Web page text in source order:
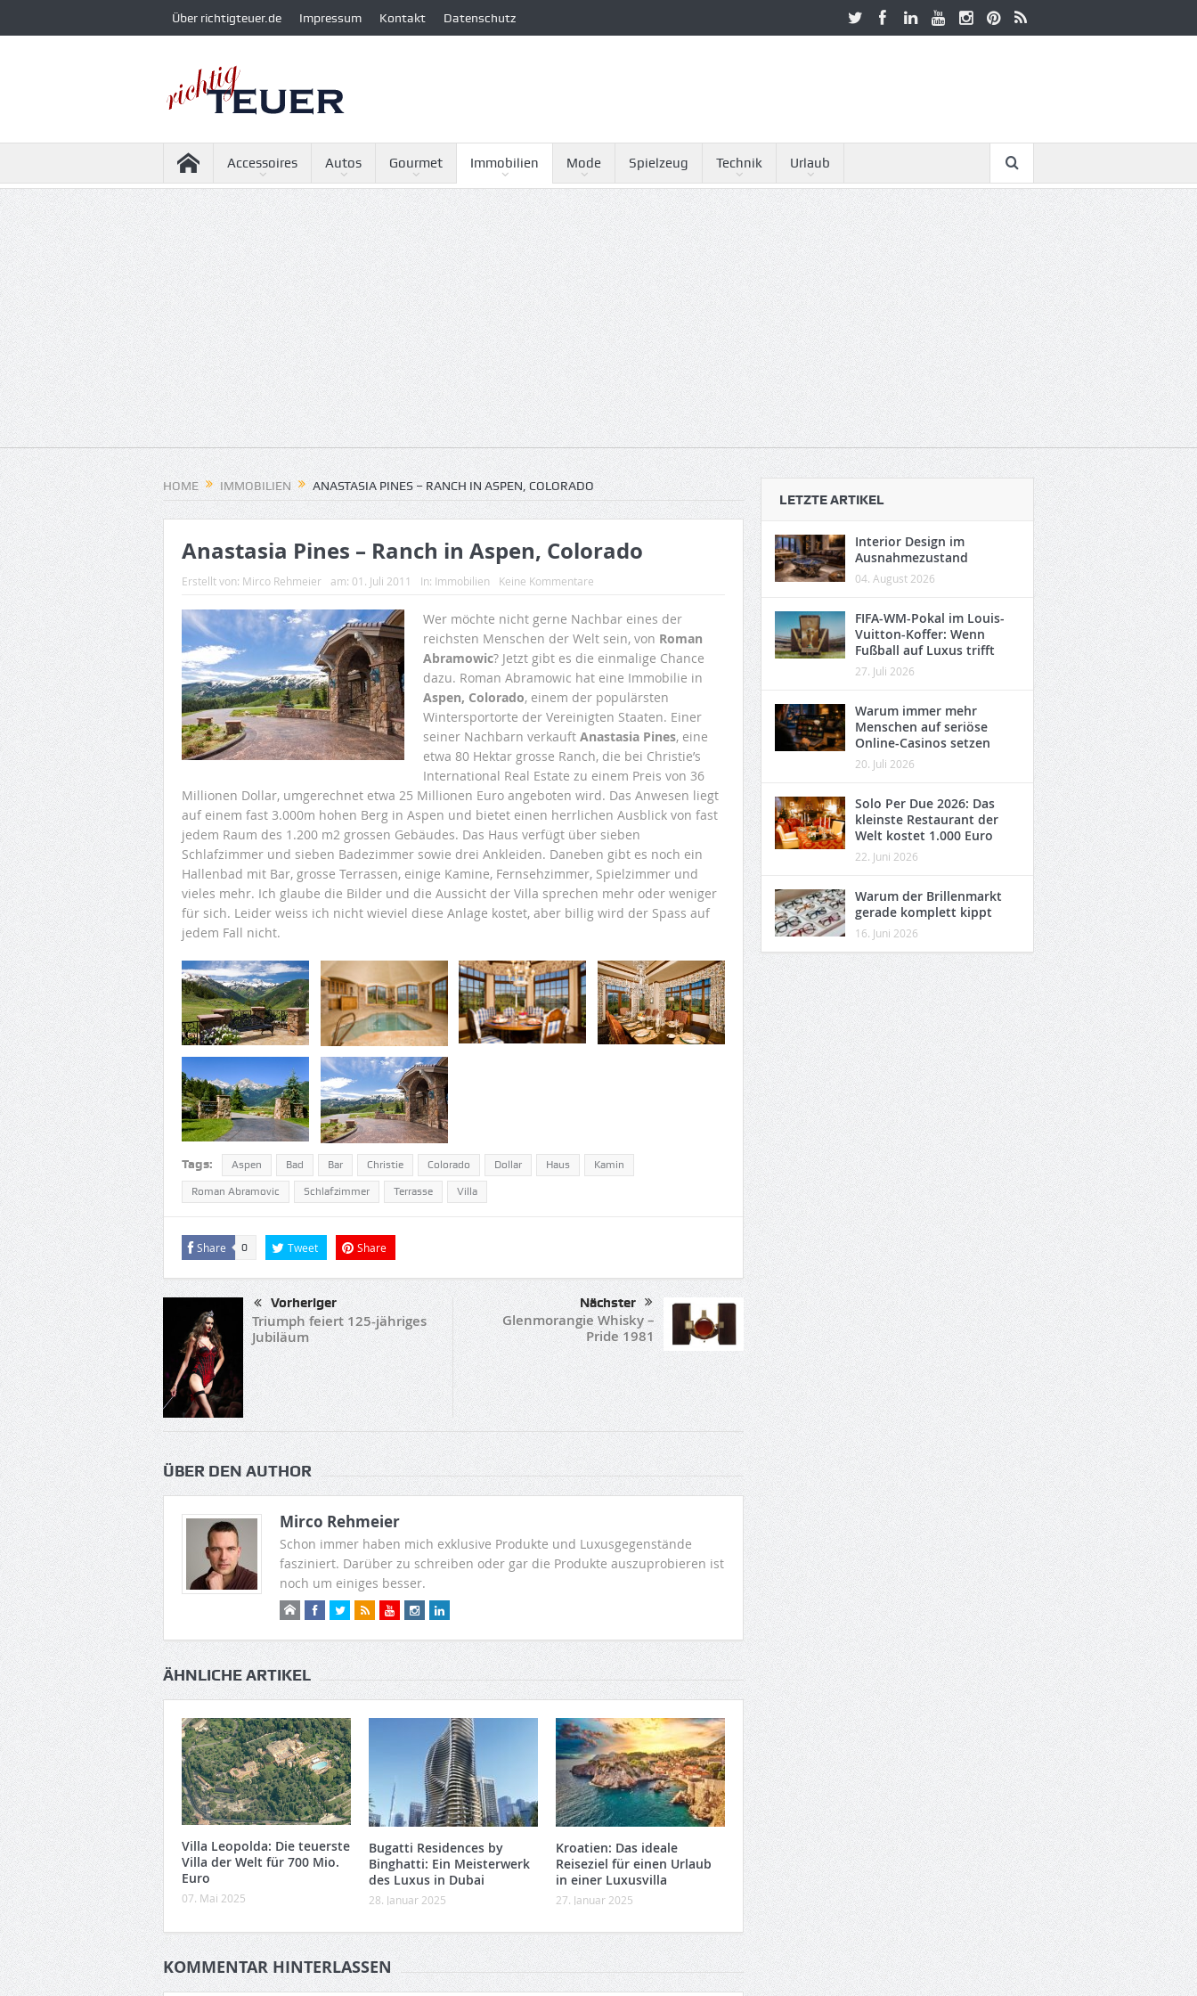
Über richtigteuer.de Impressum Kontakt Datenschutz
Accessoires Autos Gourmet Immobilien Mode Spielzeug Technik Urlaub
HOME IMMOBILIEN ANASTASIA PINES – RANCH IN ASPEN, COLORADO
Anastasia Pines – Ranch in Aspen, Colorado
Erstellt von: Mirco Rehmeier am: 01. Juli 2011 In: Immobilien Keine Kommentare
Wer möchte nicht gerne Nachbar eines der
reichsten Menschen der Welt sein, von Roman
Abramowic? Jetzt gibt es die einmalige Chance
dazu. Roman Abramowic hat eine Immobilie in
Aspen, Colorado, einem der populärsten
Wintersportorte der Vereinigten Staaten. Einer
seiner Nachbarn verkauft Anastasia Pines, eine
etwa 80 Hektar grosse Ranch, die bei Christie’s
International Real Estate zu einem Preis von 36
Millionen Dollar, umgerechnet etwa 25 Millionen Euro angeboten wird. Das Anwesen liegt
auf einem fast 3.000m hohen Berg in Aspen und bietet einen herrlichen Ausblick von fast
jedem Raum des 1.200 m2 grossen Gebäudes. Das Haus verfügt über sieben
Schlafzimmer und sieben Badezimmer sowie drei Ankleiden. Daneben gibt es noch ein
Hallenbad mit Bar, grosse Terrassen, einige Kamine, Fernsehzimmer, Spielzimmer und
vieles mehr. Ich glaube die Bilder und die Aussicht der Villa sprechen mehr oder weniger
für sich. Leider weiss ich nicht wieviel diese Anlage kostet, aber billig wird der Spass auf
jedem Fall nicht.
Tags: Aspen Bad Bar Christie Colorado Dollar Haus Kamin
Roman Abramovic Schlafzimmer Terrasse Villa
Share 0 Tweet Share
Vorheriger
Triumph feiert 125-jähriges
Jubiläum
Nächster
Glenmorangie Whisky –
Pride 1981
ÜBER DEN AUTHOR
Mirco Rehmeier
Schon immer haben mich exklusive Produkte und Luxusgegenstände
fasziniert. Darüber zu schreiben oder gar die Produkte auszuprobieren ist
noch um einiges besser.
ÄHNLICHE ARTIKEL
Villa Leopolda: Die teuerste
Villa der Welt für 700 Mio.
Euro
07. Mai 2025
Bugatti Residences by
Binghatti: Ein Meisterwerk
des Luxus in Dubai
28. Januar 2025
Kroatien: Das ideale
Reiseziel für einen Urlaub
in einer Luxusvilla
27. Januar 2025
KOMMENTAR HINTERLASSEN
LETZTE ARTIKEL
Interior Design im
Ausnahmezustand
04. August 2026
FIFA-WM-Pokal im Louis-
Vuitton-Koffer: Wenn
Fußball auf Luxus trifft
27. Juli 2026
Warum immer mehr
Menschen auf seriöse
Online-Casinos setzen
20. Juli 2026
Solo Per Due 2026: Das
kleinste Restaurant der
Welt kostet 1.000 Euro
22. Juni 2026
Warum der Brillenmarkt
gerade komplett kippt
16. Juni 2026